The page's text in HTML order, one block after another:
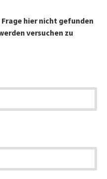
hier nicht gefunden
versuchen zu